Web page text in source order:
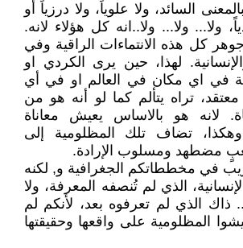
السائد، ولا علوياً، ولا درزياً أو
ولا... ولا... ولا..انه كل هؤلاء لانه.
كل هذه الانتماءات الراقية وفي
لهذا، حين يرى الكردي او
في اي مكان في العالم او في أي
تراه يتألم كما لو أنه هو من
لانه هو بالاساس يعيش معاناة
وهكذا، تضاف تلك المظلومية إلى
مضطهد ومسلوب الإرادة.
في مخططاتكم الجغرافية و, لكنه
الذي لم تُنصفه المعرفة، ولا
ذاك الذي لم تعرفوه بعد، لأنكم لم
المظلومية على واقعها وحقيقتها